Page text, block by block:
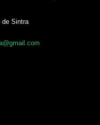
de Sintra